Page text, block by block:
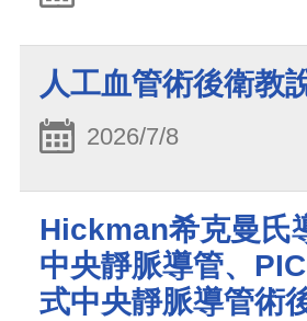
人工血管術後衛教
2026/7/8
Hickman希克曼氏
中央靜脈導管、
式中央靜脈導管術